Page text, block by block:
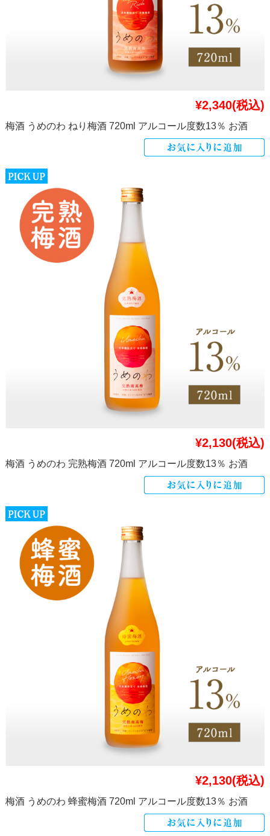
¥2,340(税込)
梅酒 うめのわ ねり梅酒 720ml アルコール度数13％ お酒
¥2,130(税込)
梅酒 うめのわ 完熟梅酒 720ml アルコール度数13％ お酒
¥2,130(税込)
梅酒 うめのわ 蜂蜜梅酒 720ml アルコール度数13％ お酒